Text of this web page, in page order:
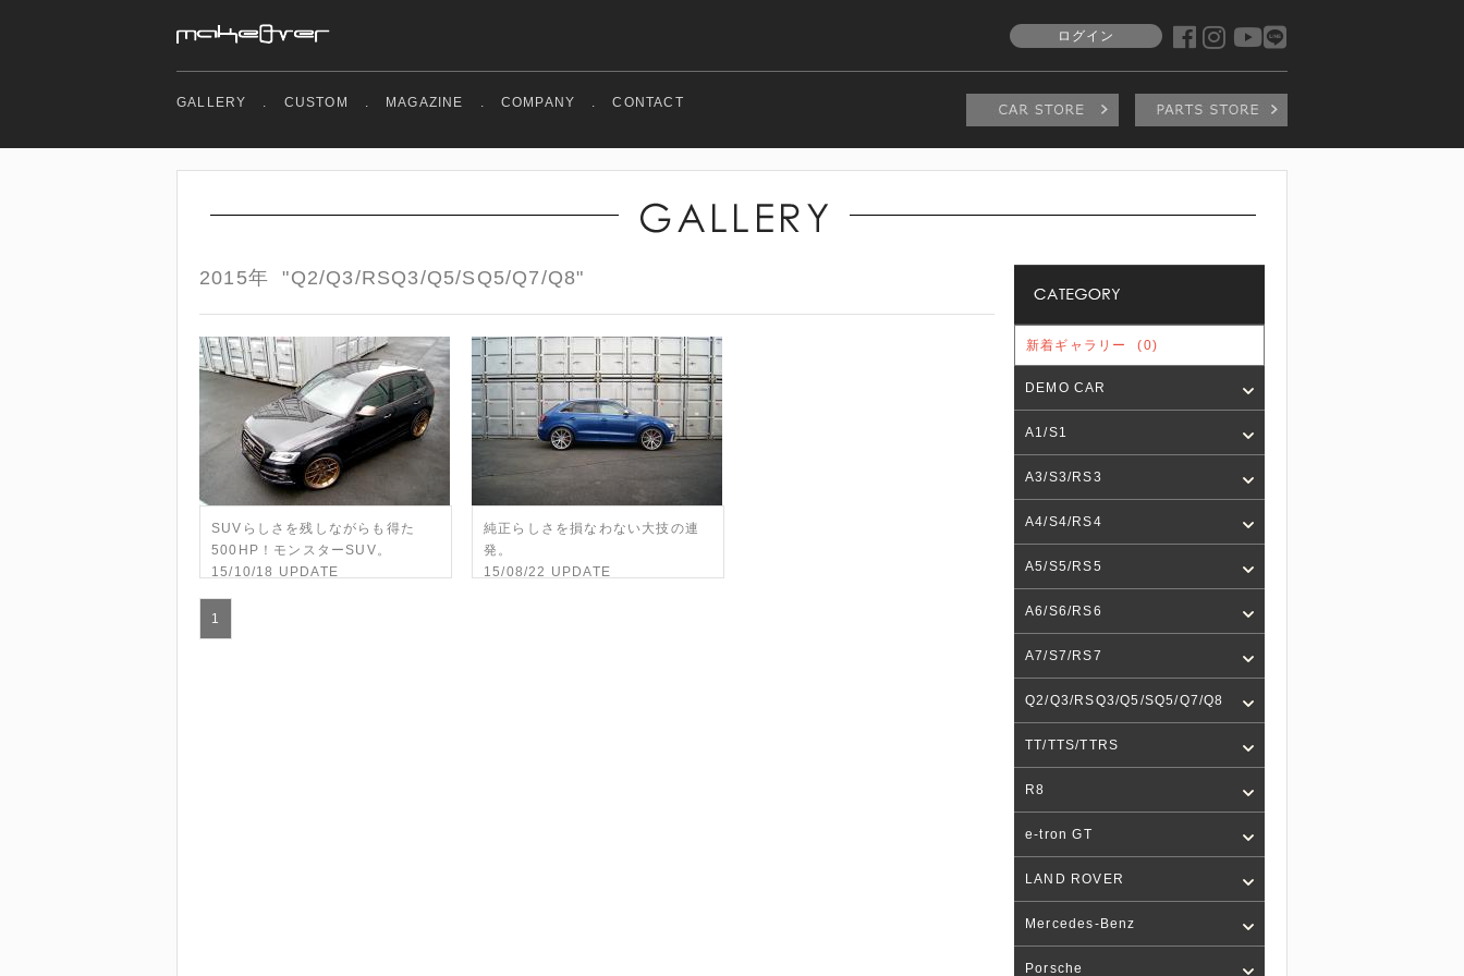
ログイン
GALLERY . CUSTOM . MAGAZINE . COMPANY . CONTACT
2015年 "Q2/Q3/RSQ3/Q5/SQ5/Q7/Q8"
SUVらしさを残しながらも得た
500HP！モンスターSUV。
15/10/18 UPDATE
純正らしさを損なわない大技の連
発。
15/08/22 UPDATE
1
新着ギャラリー (0)
DEMO CAR
A1/S1
A3/S3/RS3
A4/S4/RS4
A5/S5/RS5
A6/S6/RS6
A7/S7/RS7
Q2/Q3/RSQ3/Q5/SQ5/Q7/Q8
TT/TTS/TTRS
R8
e-tron GT
LAND ROVER
Mercedes-Benz
Porsche